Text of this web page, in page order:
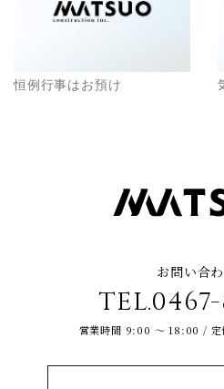
恒例行事はお預け
お問い合
TEL.0467-
営業時間 9:00 ～ 18:00 / 定